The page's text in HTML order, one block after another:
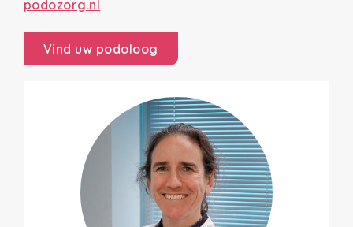
podozorg.nl
Vind uw podoloog